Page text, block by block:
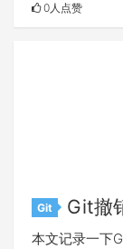
0人点赞
Git Git撤
本文记录一下